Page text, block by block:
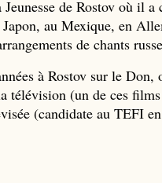
de Rostov où il
au Mexique, en
de chants
à Rostov sur le Don,
télévision (un de ces
(candidate au TEFI